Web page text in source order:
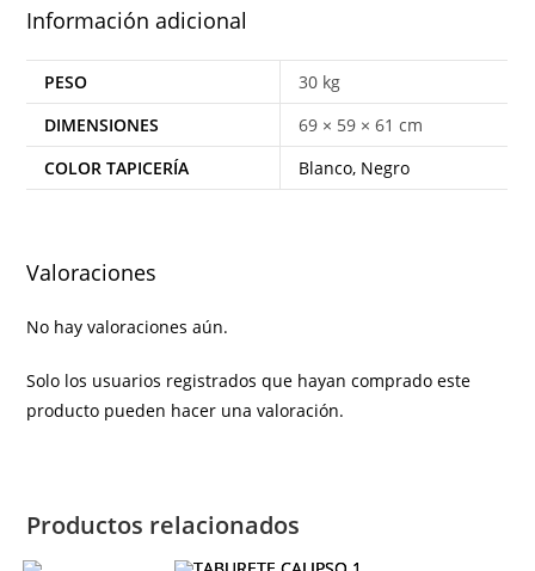
Información adicional
PESO
30 kg
DIMENSIONES
69 × 59 × 61 cm
COLOR TAPICERÍA
Blanco, Negro
Valoraciones
No hay valoraciones aún.
Solo los usuarios registrados que hayan comprado este
producto pueden hacer una valoración.
Productos relacionados